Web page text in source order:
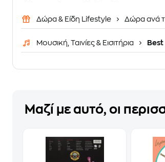
Δώρα & Είδη Lifestyle Δώρα ανά
Μουσική, Ταινίες & Εισιτήρια
Μαζί με αυτό, οι